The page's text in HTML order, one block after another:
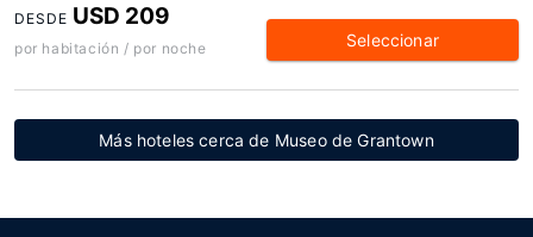
DESDE USD 209
por habitación / por noche Seleccionar
Más hoteles cerca de Museo de Grantown